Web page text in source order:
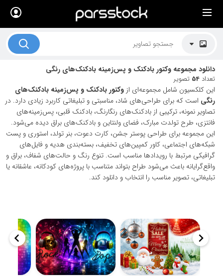
دانلود مجموعه وکتور بادکنک و پس‌زمینه بادکنک‌های رنگی
تعداد 54 تصویر
این کلکسیون شامل مجموعه‌ای از وکتور بادکنک و پس‌زمینه بادکنک‌های
رنگی است که برای طراحی‌های شاد، مناسبتی و تبلیغاتی کاربرد زیادی دارد. در
تصاویر نمونه، ترکیبی از بادکنک‌های رنگارنگ، بادکنک قلبی، پس‌زمینه‌های
فانتزی، طرح تولدت مبارک، فضای ولنتاین و بادکنک‌های براق دیده می‌شود.
این مجموعه برای طراحی پوستر جشن، کارت دعوت، بنر تولد، استوری و پست
شبکه‌های اجتماعی، کاور کمپین‌های تخفیف، بسته‌بندی هدیه و فایل‌های
گرافیکی مرتبط با رویدادها مناسب است. تنوع رنگ و حالت‌های شفاف، براق و
واقع‌گرایانه باعث می‌شود طراح بتواند متناسب با پروژه‌های کودکانه، عاشقانه یا
تبلیغاتی، تصویر مناسب را انتخاب و دانلود کند.
× لیست قیمت ها
موضوعات تصاویر
دکوراسیون و فضاها
هنرمندان ایرانی
کسب درآمد از فروش تصاویر
021 28428845
تماس با ما